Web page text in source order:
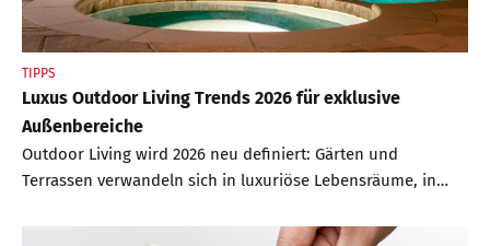
TIPPS
Luxus Outdoor Living Trends 2026 für exklusive
Außenbereiche
Outdoor Living wird 2026 neu definiert: Gärten und
Terrassen verwandeln sich in luxuriöse Lebensräume, in
ineinandergreifen. Smarte Technologien, nachhaltige